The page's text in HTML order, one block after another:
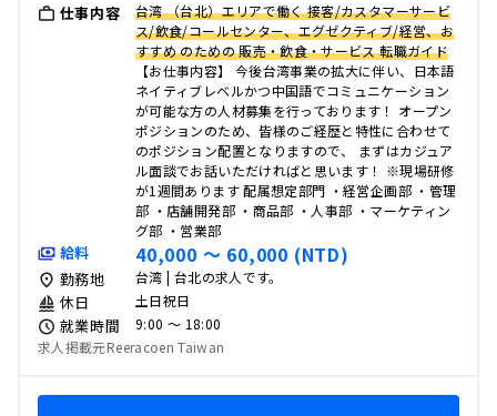
仕事内容
台湾 （台北）エリアで働く 接客/カスタマーサービ
ス/飲食/コールセンター、エグゼクティブ/経営、お
すすめ のための 販売・飲食・サービス 転職ガイド
【お仕事内容】 今後台湾事業の拡大に伴い、日本語
ネイティブレベルかつ中国語でコミュニケーション
が可能な方の人材募集を行っております！ オープン
ポジションのため、皆様のご経歴と特性に合わせて
のポジション配置となりますので、 まずはカジュア
ル面談でお話いただければと思います！ ※現場研修
が1週間あります 配属想定部門 ・経営企画部 ・管理
部 ・店舗開発部 ・商品部 ・人事部 ・マーケティン
グ部 ・営業部
給料 40,000 〜 60,000 (NTD)
勤務地 台湾 | 台北の求人です。
休日 土日祝日
就業時間
9:00 〜 18:00
求人掲載元Reeracoen Taiwan